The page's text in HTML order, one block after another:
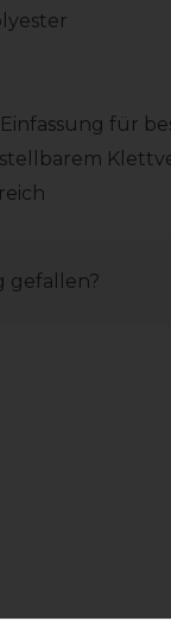
für
gefallen?